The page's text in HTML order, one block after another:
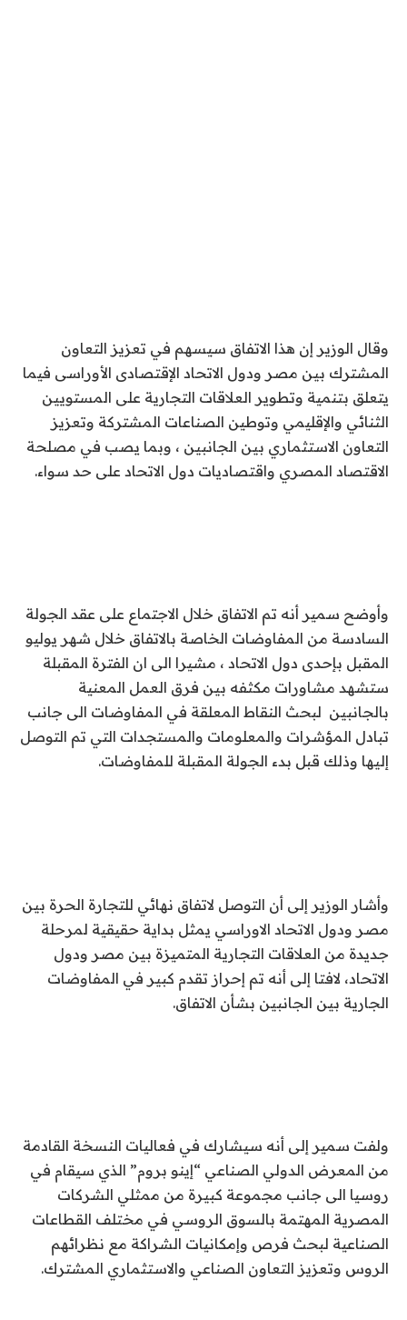
وقال الوزير إن هذا الاتفاق سيسهم في تعزيز التعاون
المشترك بين مصر ودول الاتحاد الإقتصادى الأوراسى فيما
يتعلق بتنمية وتطوير العلاقات التجارية على المستويين
الثنائي والإقليمي وتوطين الصناعات المشتركة وتعزيز
التعاون الاستثماري بين الجانبين ، وبما يصب في مصلحة
الاقتصاد المصري واقتصاديات دول الاتحاد على حد سواء.
وأوضح سمير أنه تم الاتفاق خلال الاجتماع على عقد الجولة
السادسة من المفاوضات الخاصة بالاتفاق خلال شهر يوليو
المقبل بإحدى دول الاتحاد ، مشيرا الى ان الفترة المقبلة
ستشهد مشاورات مكثفه بين فرق العمل المعنية
بالجانبين لبحث النقاط المعلقة في المفاوضات الى جانب
تبادل المؤشرات والمعلومات والمستجدات التي تم التوصل
إليها وذلك قبل بدء الجولة المقبلة للمفاوضات.
وأشار الوزير إلى أن التوصل لاتفاق نهائي للتجارة الحرة بين
مصر ودول الاتحاد الاوراسي يمثل بداية حقيقية لمرحلة
جديدة من العلاقات التجارية المتميزة بين مصر ودول
الاتحاد، لافتا إلى أنه تم إحراز تقدم كبير في المفاوضات
الجارية بين الجانبين بشأن الاتفاق.
ولفت سمير إلى أنه سيشارك في فعاليات النسخة القادمة
من المعرض الدولي الصناعي “إينو بروم” الذي سيقام في
روسيا الى جانب مجموعة كبيرة من ممثلي الشركات
المصرية المهتمة بالسوق الروسي في مختلف القطاعات
الصناعية لبحث فرص وإمكانيات الشراكة مع نظرائهم
الروس وتعزيز التعاون الصناعي والاستثماري المشترك.